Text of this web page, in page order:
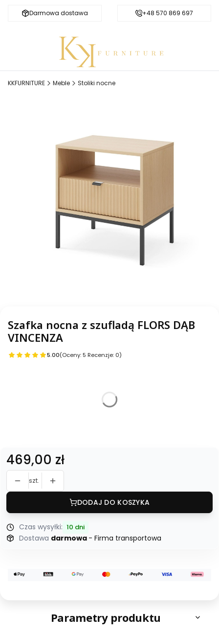
Darmowa dostawa Bezpieczne zakupy
+48 570 869 697
KKFURNITURE Meble Stoliki nocne
Szafka nocna z szufladą FLORS DĄB
VINCENZA
5.00(Oceny: 5 Recenzje: 0)
Cena
469,00 zł
szt.
DODAJ DO KOSZYKA
Czas wysyłki: 10 dni
Dostawa darmowa - Firma transportowa
Parametry produktu